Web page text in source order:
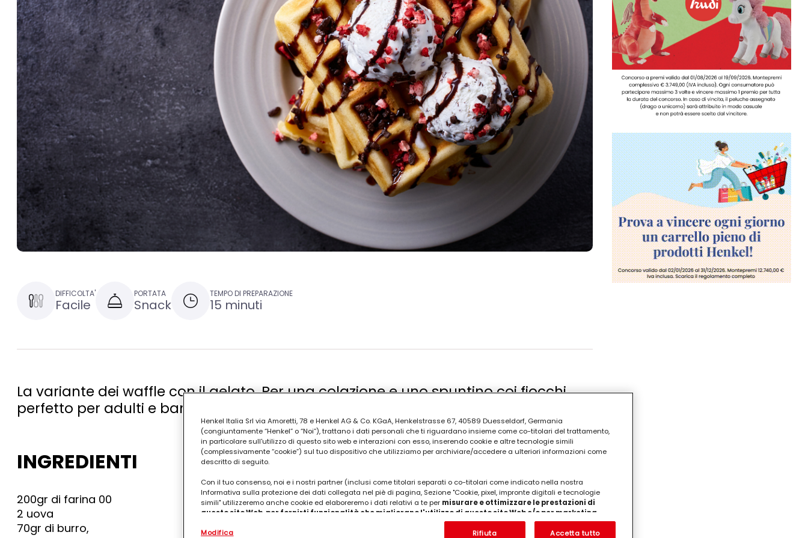
DIFFICOLTA'
Facile
PORTATA
Snack
TEMPO DI PREPARAZIONE
15 minuti
La variante dei waffle con il gelato. Per una colazione e uno spuntino coi fiocchi
perfetto per adulti e bambini
INGREDIENTI
200gr di farina 00
2 uova
70gr di burro,
Henkel Italia Srl via Amoretti, 78 e Henkel AG & Co. KGaA, Henkelstrasse 67, 40589 Duesseldorf, Germania
(congiuntamente “Henkel” o “Noi”), trattano i dati personali che ti riguardano insieme come co-titolari del trattamento,
in particolare sull'utilizzo di questo sito web e interazioni con esso, inserendo cookie e altre tecnologie simili
(complessivamente “cookie”) sul tuo dispositivo che utilizziamo per archiviare/accedere a ulteriori informazioni come
descritto di seguito.
Con il tuo consenso, noi e i nostri partner (inclusi come titolari separati o co-titolari come indicato nella nostra
Informativa sulla protezione dei dati collegata nel piè di pagina, Sezione "Cookie, pixel, impronte digitali e tecnologie
simili" utilizzeremo anche cookie ed elaboreremo i dati relativi a te per misurare e ottimizzare le prestazioni di
questo sito Web, per fornirti funzionalità che migliorano l'utilizzo di questo sito Web e/o per marketing
. Analizzeremo il tuo utilizzo di questo sito Web e le tue interazioni commerciali con noi
(rispettivamente dell'azienda per cui lavori) per) e su tale base tracciare i tuoi acquisti dei nostri prodotti su siti Web di
Modifica Rifiuta Accetta tutto